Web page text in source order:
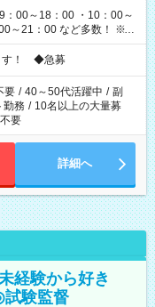
00～18：00 ・10：00～
ど多数！ ※お
す！ ◆急募
要 / 40～50代活躍中 / 副
勤務 / 10名以上の大量募
要
詳細へ
経験から好き
験監督